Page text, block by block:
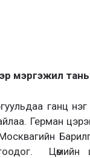
мэргэжил
ганц нэг
Герман
Цөмийн